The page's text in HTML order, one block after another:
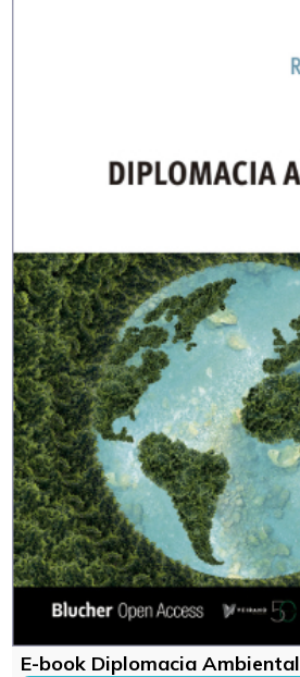
E-book Diplomacia Ambiental